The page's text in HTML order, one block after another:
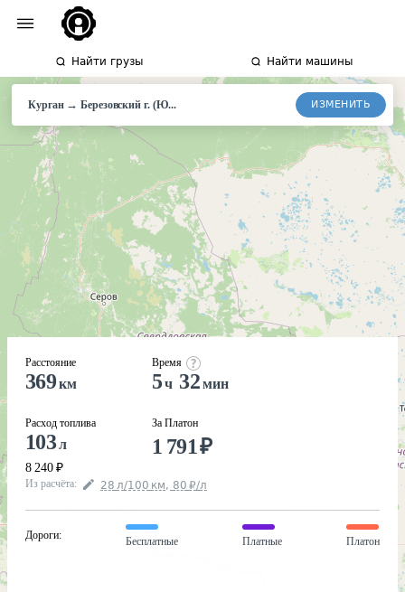
Найти грузы Найти машины
Курган→Березовский г. (Ю... ИЗМЕНИТЬ
Расстояние
369км
Расход топлива
103л
8 240 ₽
Время
5 ч 32мин
За Платон
1 791₽
Из расчёта: 28 л/100 км, 80 ₽/л
Дороги:
Бесплатные Платные Платон